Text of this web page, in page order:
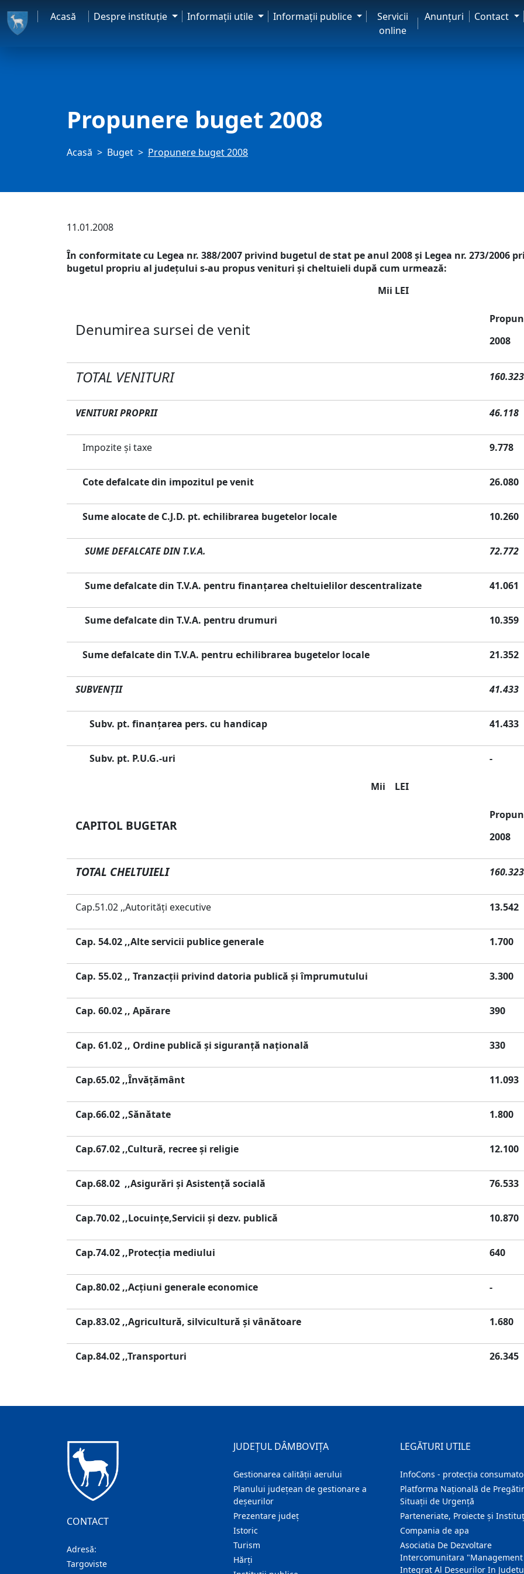
Acasă Despre instituţie Informaţii utile Informaţii publice
Servicii
online
Anunţuri Contact
Propunere buget 2008
Acasă Buget Propunere buget 2008
11.01.2008
În conformitate cu Legea nr. 388/2007 privind bugetul de stat pe anul 2008 şi Legea nr. 273/2006
bugetul propriu al judeţului s-au propus venituri şi cheltuieli după cum urmează:
Mii LEI
Denumirea sursei de venit
2008
TOTAL VENITURI 160.323
VENITURI PROPRII 46.118
Impozite şi taxe 9.778
Cote defalcate din impozitul pe venit 26.080
Sume alocate de C.J.D. pt. echilibrarea bugetelor locale 10.260
SUME DEFALCATE DIN T.V.A. 72.772
Sume defalcate din T.V.A. pentru finanţarea cheltuielilor descentralizate 41.061
Sume defalcate din T.V.A. pentru drumuri 10.359
Sume defalcate din T.V.A. pentru echilibrarea bugetelor locale 21.352
SUBVENŢII 41.433
Subv. pt. finanţarea pers. cu handicap 41.433
Subv. pt. P.U.G.-uri -
Mii LEI
CAPITOL BUGETAR
2008
TOTAL CHELTUIELI 160.323
Cap.51.02 ,,Autorităţi executive 13.542
Cap. 54.02 ,,Alte servicii publice generale 1.700
Cap. 55.02 ,, Tranzacţii privind datoria publică şi împrumutului 3.300
Cap. 60.02 ,, Apărare 390
Cap. 61.02 ,, Ordine publică şi siguranţă naţională 330
Cap.65.02 ,,Învăţământ 11.093
Cap.66.02 ,,Sănătate 1.800
Cap.67.02 ,,Cultură, recree şi religie 12.100
Cap.68.02 ,,Asigurări şi Asistenţă socială 76.533
Cap.70.02 ,,Locuinţe,Servicii şi dezv. publică 10.870
Cap.74.02 ,,Protecţia mediului 640
Cap.80.02 ,,Acţiuni generale economice -
Cap.83.02 ,,Agricultură, silvicultură şi vânătoare 1.680
Cap.84.02 ,,Transporturi 26.345
CONTACT
Adresă:
Targoviste
JUDEȚUL DÂMBOVIȚA
Gestionarea calității aerului
Planului județean de gestionare a
deșeurilor
Prezentare judeţ
Istoric
Turism
Hărţi
LEGĂTURI UTILE
InfoCons - protecția
Platforma Națională de
Situații de Urgență
Parteneriate, Proiecte și
Compania de apa
Asociatia De Dezvoltare
Intercomunitara "Management
Integrat Al Deseurilor In